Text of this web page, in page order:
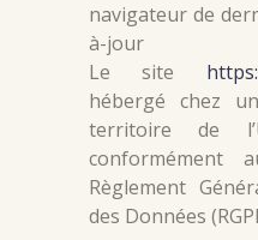
navigateur de
à-jour
Le site
hébergé chez
territoire de
conformément
Règlement
des Données